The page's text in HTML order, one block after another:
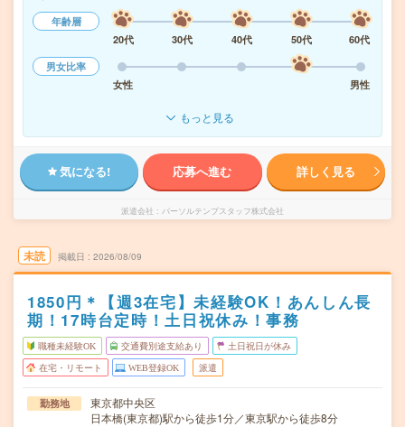
年齢層
20代
30代 40代 50代
60代
男女比率
女性
男性
もっと見る
気になる! 応募へ進む 詳しく見る
派遣会社 パーソルテンプスタッフ株式会社
未読 掲載日 2026/08/09
1850円＊【週3在宅】未経験OK！あんしん長
期！17時台定時！土日祝休み！事務
職種未経験OK 交通費別途支給あり 土日祝日が休み
在宅・リモート WEB登録OK 派遣
勤務地
東京都中央区
日本橋(東京都)駅から徒歩1分／東京駅から徒歩8分